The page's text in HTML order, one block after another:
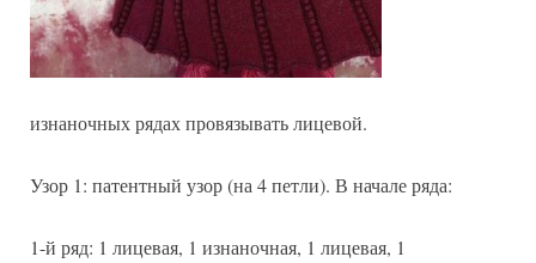
изнаночных рядах провязывать лицевой.
Узор 1: патентный узор (на 4 петли). В начале ряда:
1-й ряд: 1 лицевая, 1 изнаночная, 1 лицевая, 1